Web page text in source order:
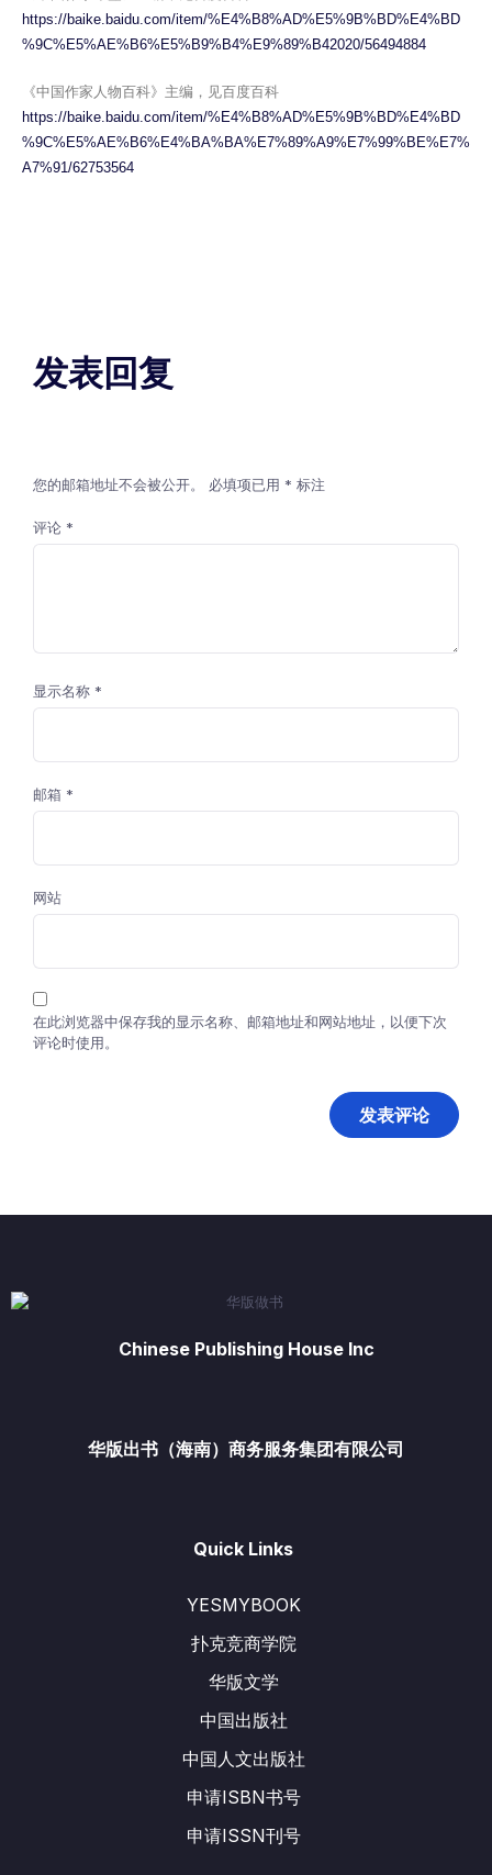
https://baike.baidu.com/item/%E4%B8%AD%E5%9B%BD%E4%BD
%9C%E5%AE%B6%E5%B9%B4%E9%89%B42020/56494884
《中国作家人物百科》主编，见百度百科
https://baike.baidu.com/item/%E4%B8%AD%E5%9B%BD%E4%BD
%9C%E5%AE%B6%E4%BA%BA%E7%89%A9%E7%99%BE%E7%
A7%91/62753564
发表回复
您的邮箱地址不会被公开。 必填项已用 * 标注
评论 *
显示名称 *
邮箱 *
网站
在此浏览器中保存我的显示名称、邮箱地址和网站地址，以便下次
评论时使用。
Chinese Publishing House Inc
华版出书（海南）商务服务集团有限公司
Quick Links
YESMYBOOK
扑克竞商学院
华版文学
中国出版社
中国人文出版社
申请ISBN书号
申请ISSN刊号